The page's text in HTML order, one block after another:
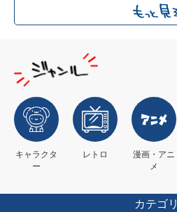
キャラクタ
ー
レトロ
漫画・アニ
メ
カテゴリ